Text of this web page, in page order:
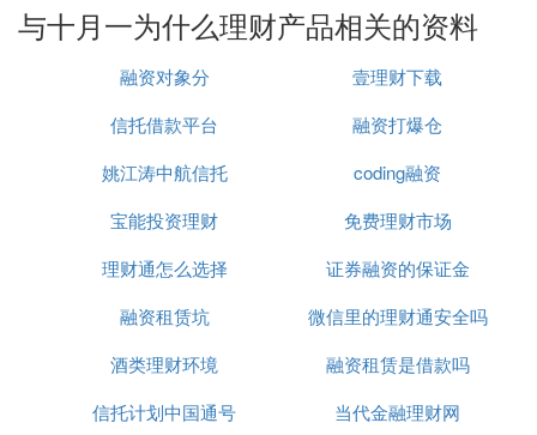
苏茜最近花了1.5万美元装修这幢房子，巴菲特埋怨
是他玩储蓄游戏的高超技巧，能使财富聚沙成塔。
三、理财真的这么难吗?
方便的工具来使用。例如：没空理财的人，至少挑家
基金，请个专业顾问来协助。即便投资股票，
与十月一为什么理财产品相关的资料
融资对象分
壹理财下载
信托借款平台
融资打爆仓
姚江涛中航信托
coding融资
宝能投资理财
免费理财市场
理财通怎么选择
证券融资的保证金
融资租赁坑
微信里的理财通安全吗
酒类理财环境
融资租赁是借款吗
信托计划中国通号
当代金融理财网